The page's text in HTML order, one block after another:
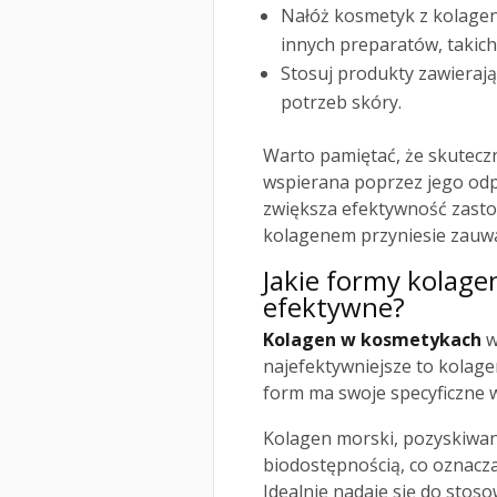
Nałóż kosmetyk z
innych preparatów,
Stosuj produkty
potrzeb skóry.
Warto pamiętać, że
wspierana poprzez jego
zwiększa efektywność
kolagenem przyniesie
Jakie formy
efektywne?
Kolagen w kosmetykach
najefektywniejsze to
form ma swoje specyficzne
Kolagen morski,
biodostępnością, co
Idealnie nadaje się do